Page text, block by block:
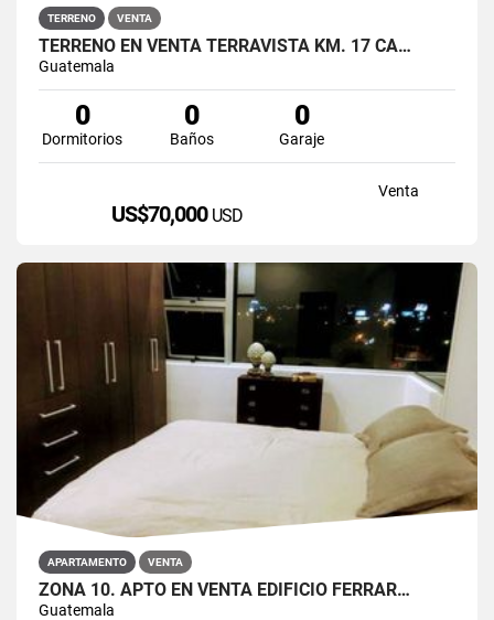
TERRENO VENTA
TERRENO EN VENTA TERRAVISTA KM. 17 CA…
Guatemala
0
Dormitorios
0
Baños
0
Garaje
Venta
US$70,000 USD
APARTAMENTO VENTA
ZONA 10. APTO EN VENTA EDIFICIO FERRAR…
Guatemala